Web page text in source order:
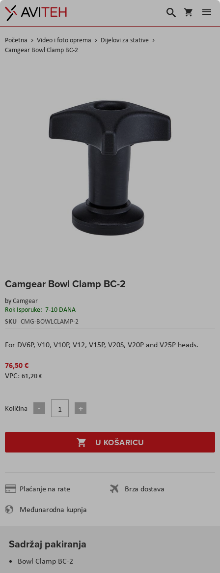
Košarica
Traži
Početna Video i foto oprema
Dijelovi za stative
Camgear Bowl Clamp BC-2
Camgear Bowl Clamp BC-2
byCamgear
Rok Isporuke: 7-10 DANA
SKU CMG-BOWLCLAMP-2
For DV6P, V10, V10P, V12, V15P, V20S, V20P and V25P heads.
76,50 €
61,20 €
Količina
U KOŠARICU
Plaćanje na rate
Brza dostava
Međunarodna kupnja
to
beginning
of
the
Sadržaj pakiranja
Bowl Clamp BC-2